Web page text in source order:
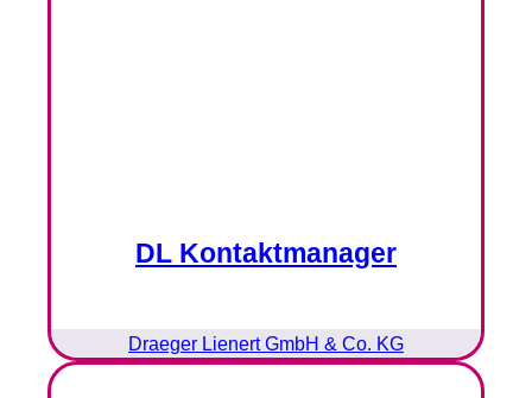
DL Kontaktmanager
Draeger Lienert GmbH & Co. KG